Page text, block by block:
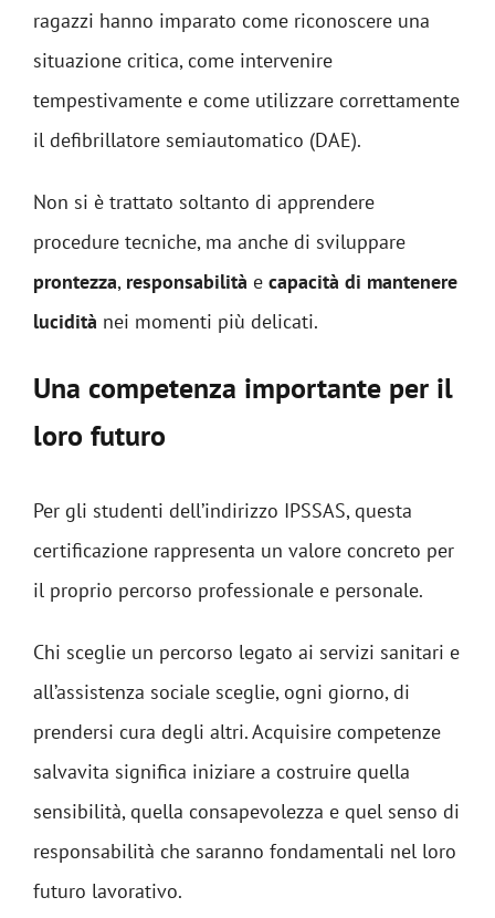
ragazzi hanno imparato come riconoscere una
situazione critica, come intervenire
tempestivamente e come utilizzare correttamente
il defibrillatore semiautomatico (DAE).
Non si è trattato soltanto di apprendere
procedure tecniche, ma anche di sviluppare
prontezza, responsabilità e capacità di mantenere
lucidità nei momenti più delicati.
Una competenza importante per il
loro futuro
Per gli studenti dell’indirizzo IPSSAS, questa
certificazione rappresenta un valore concreto per
il proprio percorso professionale e personale.
Chi sceglie un percorso legato ai servizi sanitari e
all’assistenza sociale sceglie, ogni giorno, di
prendersi cura degli altri. Acquisire competenze
salvavita significa iniziare a costruire quella
sensibilità, quella consapevolezza e quel senso di
responsabilità che saranno fondamentali nel loro
futuro lavorativo.